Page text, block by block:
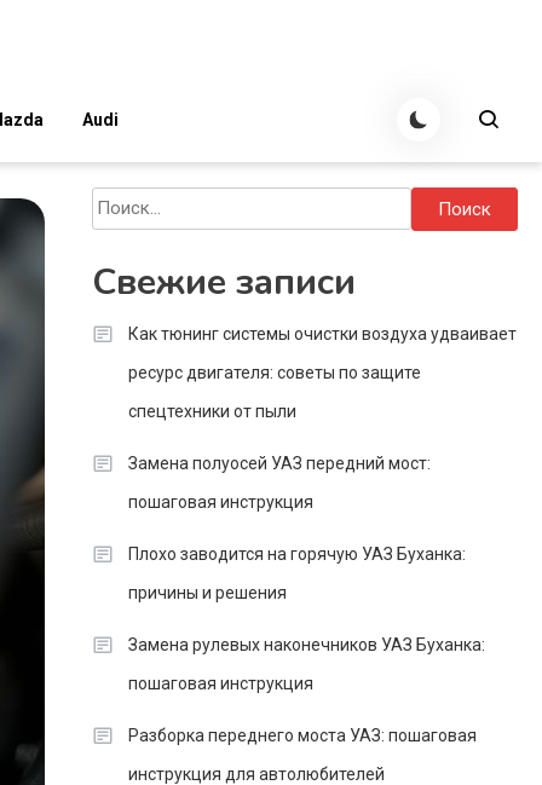
Audi
Найти:
Свежие записи
Как тюнинг системы очистки воздуха удваивает
ресурс двигателя: советы по защите
спецтехники от пыли
Замена полуосей УАЗ передний мост:
пошаговая инструкция
Плохо заводится на горячую УАЗ Буханка:
причины и решения
Замена рулевых наконечников УАЗ Буханка:
пошаговая инструкция
Разборка переднего моста УАЗ: пошаговая
инструкция для автолюбителей